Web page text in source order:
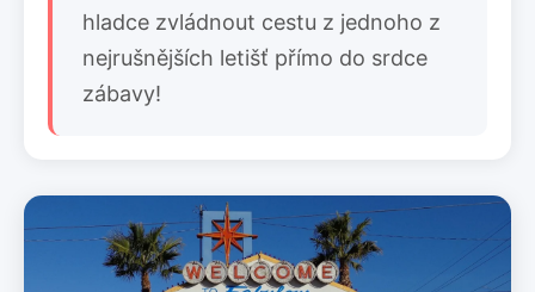
hladce zvládnout cestu z jednoho z
nejrušnějších letišť přímo do srdce
zábavy!